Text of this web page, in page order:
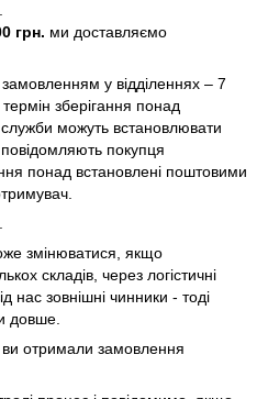
грн. ми доставляємо
у відділеннях – 7
зберігання понад
можуть встановлювати
покупця
понад вcтановлені поштовими
змінюватися, якщо
складів, через логістичні
нас зовнішні чинники - тоді
довше.
отримали замовлення